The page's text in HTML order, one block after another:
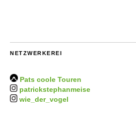
NETZWERKEREI
Pats coole Touren
patrickstephanmeise
wie_der_vogel